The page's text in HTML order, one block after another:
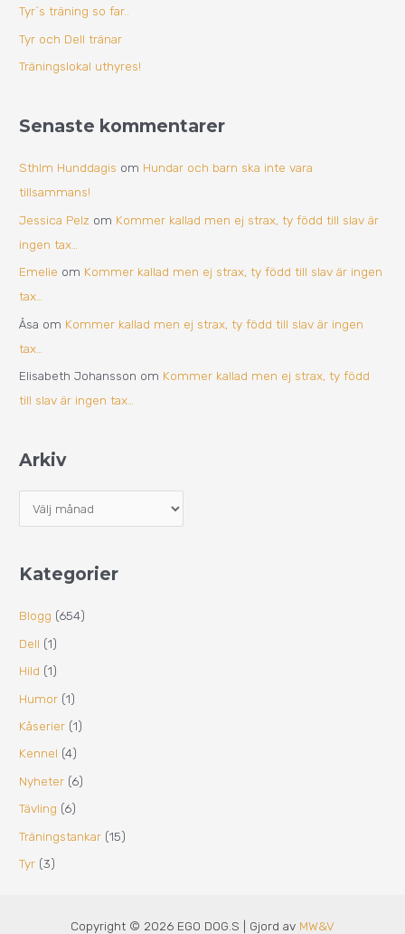
r
:
Tyr`s träning so far..
Tyr och Dell tränar
Träningslokal uthyres!
Senaste kommentarer
Sthlm Hunddagis om Hundar och barn ska inte vara
tillsammans!
Jessica Pelz om Kommer kallad men ej strax, ty född till slav är
ingen tax…
Emelie om Kommer kallad men ej strax, ty född till slav är ingen
tax…
Åsa om Kommer kallad men ej strax, ty född till slav är ingen
tax…
Elisabeth Johansson om Kommer kallad men ej strax, ty född
till slav är ingen tax…
Arkiv
Kategorier
Blogg (654)
Dell (1)
Hild (1)
Humor (1)
Kåserier (1)
Kennel (4)
Nyheter (6)
Tävling (6)
Träningstankar (15)
Tyr (3)
Copyright © 2026 EGO DOG.S | Gjord av MW&V